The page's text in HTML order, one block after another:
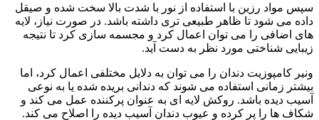
سپس مواد رزین با استفاده از نور با شدت بالا سخت شده و صیقل
داده می شود تا ظاهر طبیعی تری داشته باشد. در صورت نیاز، لایه
های اضافی را می توان اعمال کرد و مجسمه سازی کرد تا نتیجه
زیبایی شناختی مورد نظر به دست آید.
ونیر کامپوزیت دندان را می توان به دلایل مختلفی اعمال کرد، اما
بیشتر زمانی استفاده می شوند که دندانی بریده شده یا به نوعی
آسیب دیده باشد. روکش لایه ای به عنوان پرکننده عمل می کند و
شکاف ها را پر کرده و عیوب دندان آسیب دیده را اصلاح می کند.